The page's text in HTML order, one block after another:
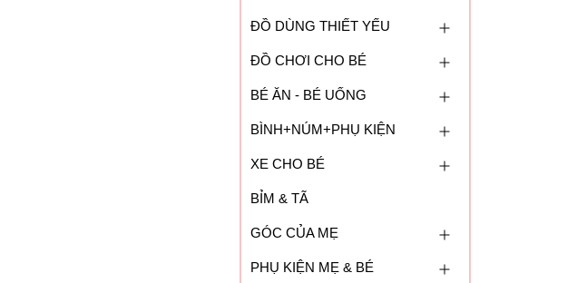
ĐỒ DÙNG THIẾT YẾU
ĐỒ CHƠI CHO BÉ
BÉ ĂN - BÉ UỐNG
BÌNH+NÚM+PHỤ KIỆN
XE CHO BÉ
BỈM & TÃ
GÓC CỦA MẸ
PHỤ KIỆN MẸ & BÉ